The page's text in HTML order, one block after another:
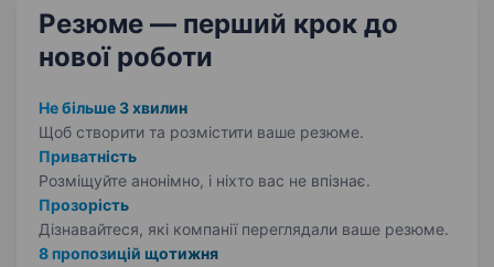
Резюме — перший крок до
нової роботи
Не більше 3 хвилин
Щоб створити та розмістити ваше резюме.
Приватність
Розміщуйте анонімно, і ніхто вас не впізнає.
Прозорість
Дізнавайтеся, які компанії переглядали ваше резюме.
8 пропозицій щотижня